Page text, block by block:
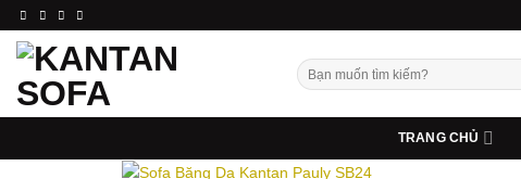
qua
nội
dung
Tìm
kiếm:
TRANG CHỦ